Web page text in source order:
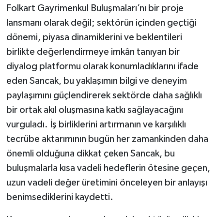
Folkart Gayrimenkul Buluşmaları’nı bir proje
lansmanı olarak değil; sektörün içinden geçtiği
dönemi, piyasa dinamiklerini ve beklentileri
birlikte değerlendirmeye imkân tanıyan bir
diyalog platformu olarak konumladıklarını ifade
eden Sancak, bu yaklaşımın bilgi ve deneyim
paylaşımını güçlendirerek sektörde daha sağlıklı
bir ortak akıl oluşmasına katkı sağlayacağını
vurguladı. İş birliklerini artırmanın ve karşılıklı
tecrübe aktarımının bugün her zamankinden daha
önemli olduğuna dikkat çeken Sancak, bu
buluşmalarla kısa vadeli hedeflerin ötesine geçen,
uzun vadeli değer üretimini önceleyen bir anlayışı
benimsediklerini kaydetti.